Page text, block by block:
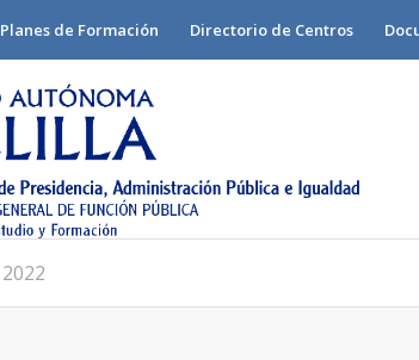
Planes de Formación Directorio de Centros